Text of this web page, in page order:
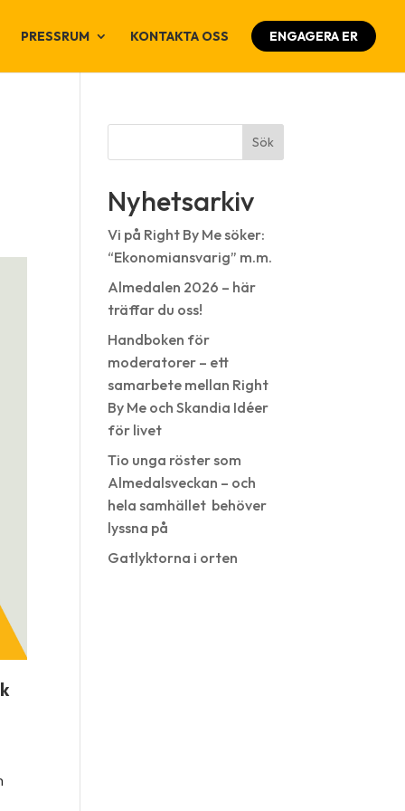
PRESSRUM KONTAKTA OSS ENGAGERA ER
Sök
Nyhetsarkiv
Vi på Right By Me söker:
“Ekonomiansvarig” m.m.
Almedalen 2026 – här
träffar du oss!
Handboken för
moderatorer – ett
samarbete mellan Right
By Me och Skandia Idéer
för livet
Tio unga röster som
Almedalsveckan – och
hela samhället behöver
lyssna på
Gatlyktorna i orten